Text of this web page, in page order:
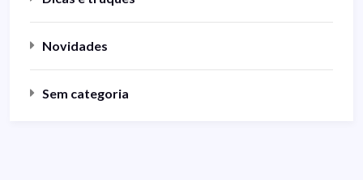
Novidades
Sem categoria